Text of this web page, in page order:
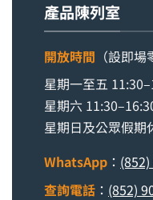
產品陳列室
開放時間 （設即
星期一至五
星期六
星期日及公眾假期
WhatsApp ：
查詢電話 ： (852)